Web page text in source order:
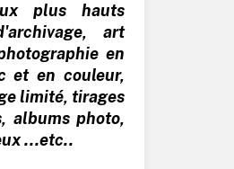
plus hauts
art
en
et en couleur,
limité, tirages
albums photo,
...etc..